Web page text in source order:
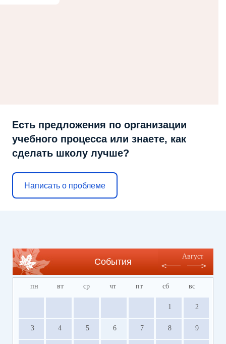
Есть предложения по организации
учебного процесса или знаете, как
сделать школу лучше?
Написать о проблеме
События
Август
пн вт ср чт пт сб вс
1 2
3 4 5 6 7 8 9